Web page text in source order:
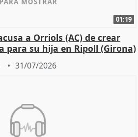
01:19
a Orriols (AC) de crear
para su hija en Ripoll (Girona)
31/07/2026